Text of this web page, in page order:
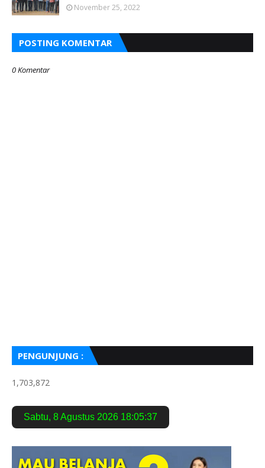
November 25, 2022
POSTING KOMENTAR
0 Komentar
PENGUNJUNG :
1,703,872
Sabtu, 8 Agustus 2026 18:05:38